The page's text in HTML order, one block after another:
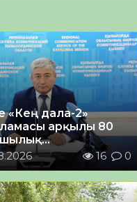
«Кең дала-2»
арқылы 80
16 0